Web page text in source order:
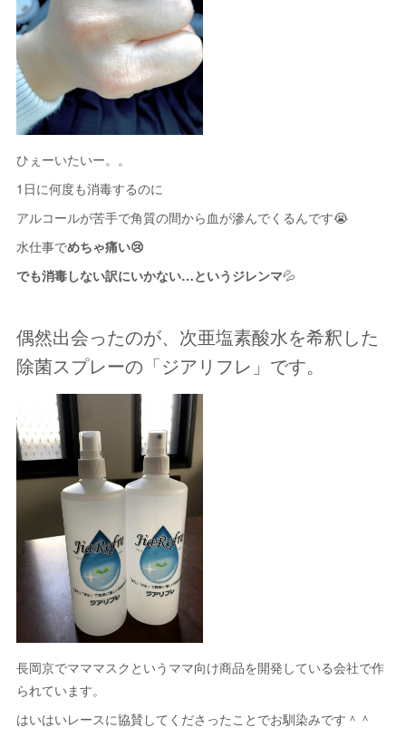
ひぇーいたいー。。
1日に何度も消毒するのに
アルコールが苦手で角質の間から血が滲んでくるんです😭
水仕事でめちゃ痛い😢
でも消毒しない訳にいかない…というジレンマ💦
偶然出会ったのが、次亜塩素酸水を希釈した
除菌スプレーの「ジアリフレ」です。
長岡京でマママスクというママ向け商品を開発している会社で作
られています。
はいはいレースに協賛してくださったことでお馴染みです＾＾